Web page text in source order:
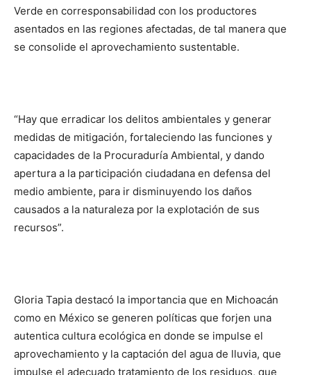
Verde en corresponsabilidad con los productores
asentados en las regiones afectadas, de tal manera que
se consolide el aprovechamiento sustentable.
“Hay que erradicar los delitos ambientales y generar
medidas de mitigación, fortaleciendo las funciones y
capacidades de la Procuraduría Ambiental, y dando
apertura a la participación ciudadana en defensa del
medio ambiente, para ir disminuyendo los daños
causados a la naturaleza por la explotación de sus
recursos”.
Gloria Tapia destacó la importancia que en Michoacán
como en México se generen políticas que forjen una
autentica cultura ecológica en donde se impulse el
aprovechamiento y la captación del agua de lluvia, que
impulse el adecuado tratamiento de los residuos, que